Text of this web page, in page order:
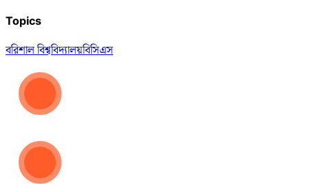
Topics
বরিশাল বিশ্ববিদ্যালয়বিসিএস